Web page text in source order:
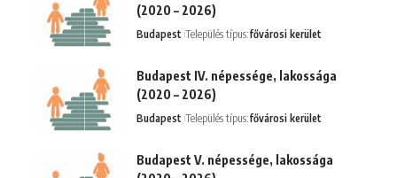
(2020 – 2026)
Budapest Település típus:fővárosi kerület
Budapest IV. népessége, lakossága
(2020 – 2026)
Budapest Település típus:fővárosi kerület
Budapest V. népessége, lakossága